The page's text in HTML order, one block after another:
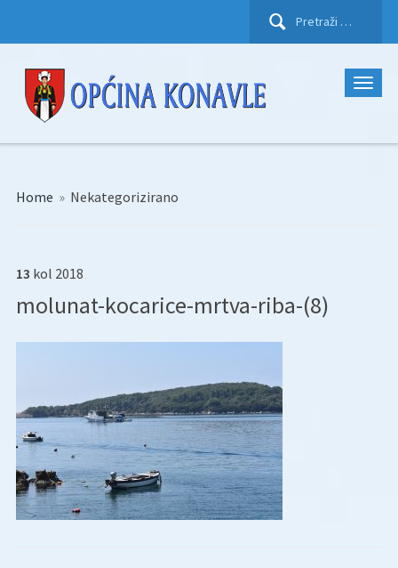
Pretraži:
Home » Nekategorizirano
13 kol 2018
molunat-kocarice-mrtva-riba-(8)